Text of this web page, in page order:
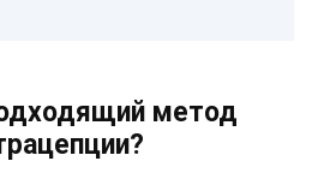
метод